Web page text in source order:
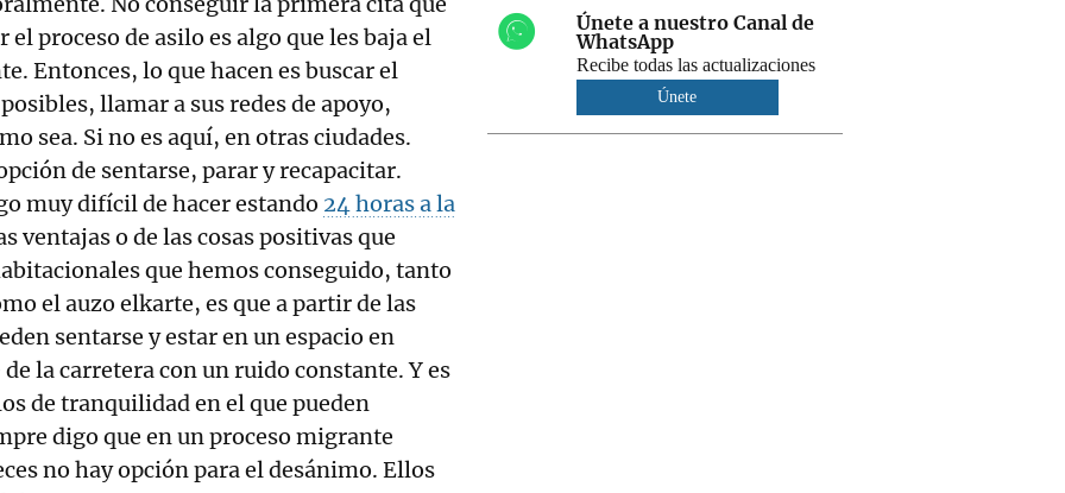
proceso de asilo es algo que les baja el
Entonces, lo que hacen es buscar el
llamar a sus redes de apoyo,
sea. Si no es aquí, en otras ciudades.
de sentarse, parar y recapacitar.
muy difícil de hacer estando 24 horas a la
ventajas o de las cosas positivas que
que hemos conseguido, tanto
el auzo elkarte, es que a partir de las
sentarse y estar en un espacio en
la carretera con un ruido constante. Y es
de tranquilidad en el que pueden
digo que en un proceso migrante
no hay opción para el desánimo. Ellos
Únete a nuestro Canal de
WhatsApp
Recibe todas las actualizaciones
Únete